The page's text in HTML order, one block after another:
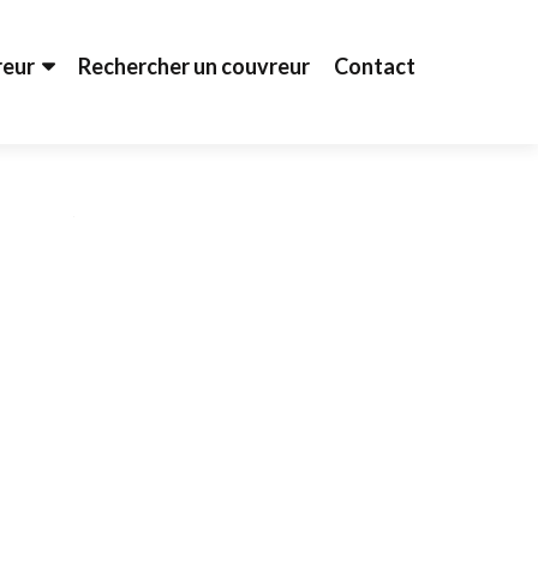
Rechercher un couvreur Contact